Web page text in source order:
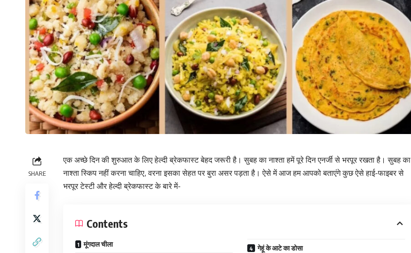
SHARE
एक अच्छे दिन की शुरुआत के लिए हेल्दी ब्रेकफास्ट बेहद जरूरी है। सुबह का नाश्ता हमें पूरे दिन एनर्जी से भरपूर रखता है। सुबह का
नाश्ता स्किप नहीं करना चाहिए, वरना इसका सेहत पर बुरा असर पड़ता है। ऐसे में आज हम आपको बताएंगे कुछ ऐसे हाई-फाइबर से
भरपूर टेस्टी और हेल्दी ब्रेकफास्ट के बारे में-
Contents
मूंगदाल चीला गेहूं के आटे का डोसा